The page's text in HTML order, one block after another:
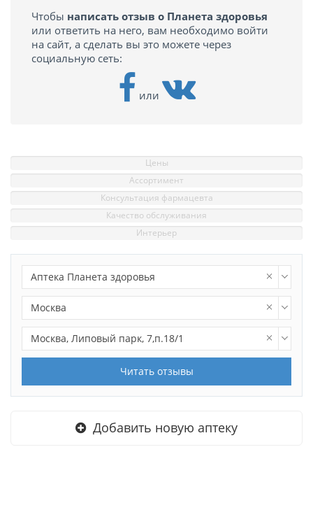
Чтобы написать отзыв о Планета здоровья
или ответить на него, вам необходимо войти
на сайт, а сделать вы это можете через
социальную сеть:
или
Цены
Ассортимент
Консультация фармацевта
Качество обслуживания
Интерьер
Аптека Планета здоровья
Москва
Москва, Липовый парк, 7,п.18/1
Читать отзывы
Добавить новую аптеку